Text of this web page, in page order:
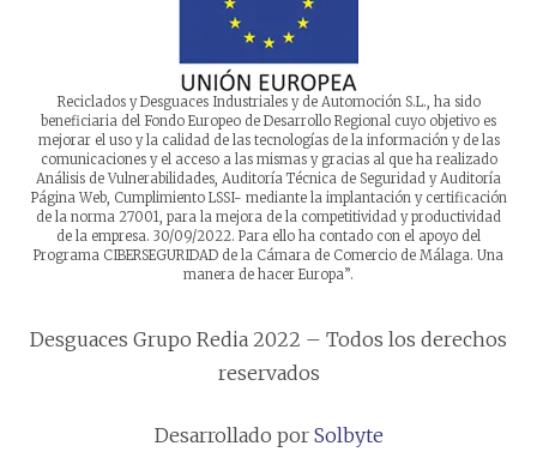
Reciclados y Desguaces Industriales y de Automoción S.L., ha sido
beneficiaria del Fondo Europeo de Desarrollo Regional cuyo objetivo es
mejorar el uso y la calidad de las tecnologías de la información y de las
comunicaciones y el acceso a las mismas y gracias al que ha realizado
Análisis de Vulnerabilidades, Auditoría Técnica de Seguridad y Auditoría
Página Web, Cumplimiento LSSI- mediante la implantación y certificación
de la norma 27001, para la mejora de la competitividad y productividad
de la empresa. 30/09/2022. Para ello ha contado con el apoyo del
Programa CIBERSEGURIDAD de la Cámara de Comercio de Málaga. Una
manera de hacer Europa”.
Desguaces Grupo Redia 2022 – Todos los derechos
reservados
Desarrollado por Solbyte